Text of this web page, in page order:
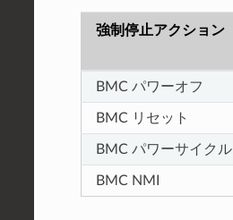
強制停止アクション
BMC パワーオフ
BMC リセット
BMC パワーサイクル
BMC NMI